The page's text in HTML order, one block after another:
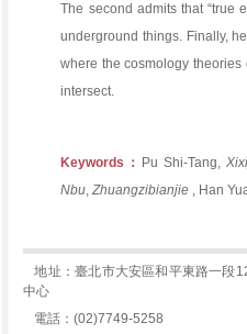
The second admits that “true
underground things. Finally,
where the cosmology
intersect.
Keywords： Pu Shi-Tang,
Nbu,Zhuangzibianjie , Han
地址：臺北市大安區和平東路一段
中心
電話：(02)7749-5258